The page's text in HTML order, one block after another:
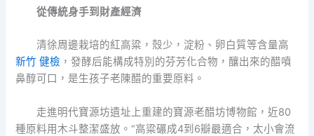
從傳統身手到財產經濟
清徐周邊栽培的紅高粱，殼少，淀粉、卵白質等含量高
新竹 健檢 ，發酵后能構成特別的芬芳化合物，釀出來的醋噴
鼻醇可口，是生孩子老陳醋的重要原料。
走進明代寶源坊遺址上重建的寶源老醋坊博物館，近80
種原料用木斗整潔盛放。“高粱碾成4到6瓣最適合，太小會流